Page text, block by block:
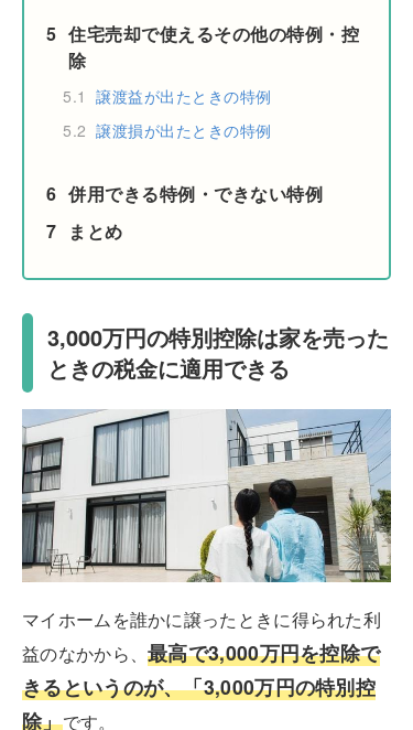
5 住宅売却で使えるその他の特例・控
除
5.1 譲渡益が出たときの特例
5.2 譲渡損が出たときの特例
6 併用できる特例・できない特例
7
まとめ
3,000万円の特別控除は家を売った
ときの税金に適用できる
マイホームを誰かに譲ったときに得られた利
益のなかから、最高で3,000万円を控除で
きるというのが、「3,000万円の特別控
除」です。